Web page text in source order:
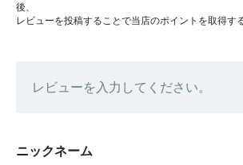
後、
レビューを投稿することで当店のポイントを取得す
レビューを入力してください。
ニックネーム